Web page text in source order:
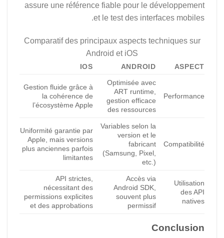
assure une référence fiable pour le développement
et le test des interfaces mobiles.
Comparatif des principaux aspects techniques sur
Android et iOS
ASPECT
ANDROID
IOS
Performance
Optimisée avec
ART runtime,
gestion efficace
des ressources
Gestion fluide grâce à
la cohérence de
l’écosystème Apple
Compatibilité
Variables selon la
version et le
fabricant
(Samsung, Pixel,
etc.)
Uniformité garantie par
Apple, mais versions
plus anciennes parfois
limitantes
Utilisation
des API
natives
Accès via
Android SDK,
souvent plus
permissif
API strictes,
nécessitant des
permissions explicites
et des approbations
Conclusion